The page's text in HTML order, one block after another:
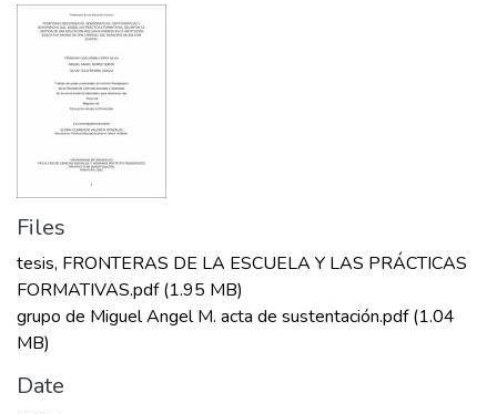
Files
tesis, FRONTERAS DE LA ESCUELA Y LAS PRÁCTICAS
FORMATIVAS.pdf(1.95 MB)
grupo de Miguel Angel M. acta de sustentación.pdf(1.04
MB)
Date